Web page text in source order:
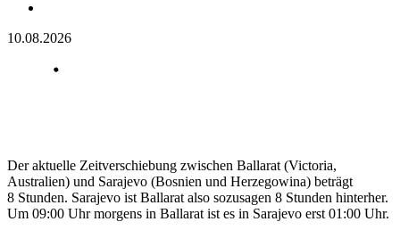
10.08.2026
Der aktuelle Zeitverschiebung zwischen Ballarat (Victoria,
Australien) und Sarajevo (Bosnien und Herzegowina) beträgt
8 Stunden. Sarajevo ist Ballarat also sozusagen 8 Stunden hinterher.
Um 09:00 Uhr morgens in Ballarat ist es in Sarajevo erst 01:00 Uhr.